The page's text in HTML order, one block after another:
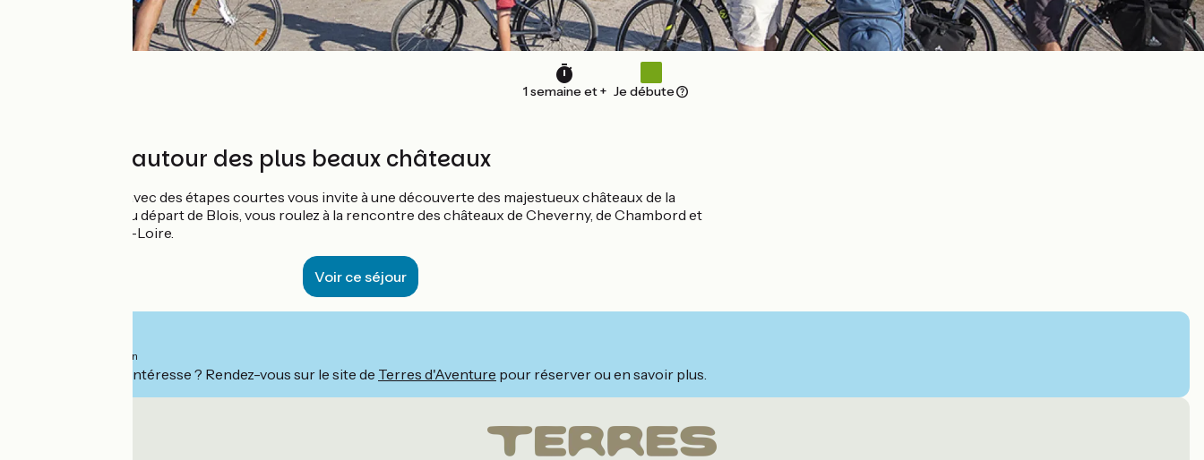
1 semaine et + Je débute
1 semaine autour des plus beaux châteaux
Ce séjour famille avec des étapes courtes vous invite à une découverte des majestueux châteaux de la
Loire. En boucle au départ de Blois, vous roulez à la rencontre des châteaux de Cheverny, de Chambord et
de Chaumont-sur-Loire.
Voir ce séjour
pro Person
Ce séjour vous intéresse ? Rendez-vous sur le site de Terres d'Aventure pour réserver ou en savoir plus.